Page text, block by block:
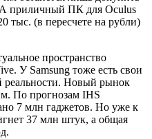
приличный ПК для Oculus
(в пересчете на рубли)
пространство
У Samsung тоже есть свои
реальности. Новый рынок
По прогнозам IHS
7 млн гаджетов. Но уже к
37 млн штук, а общая